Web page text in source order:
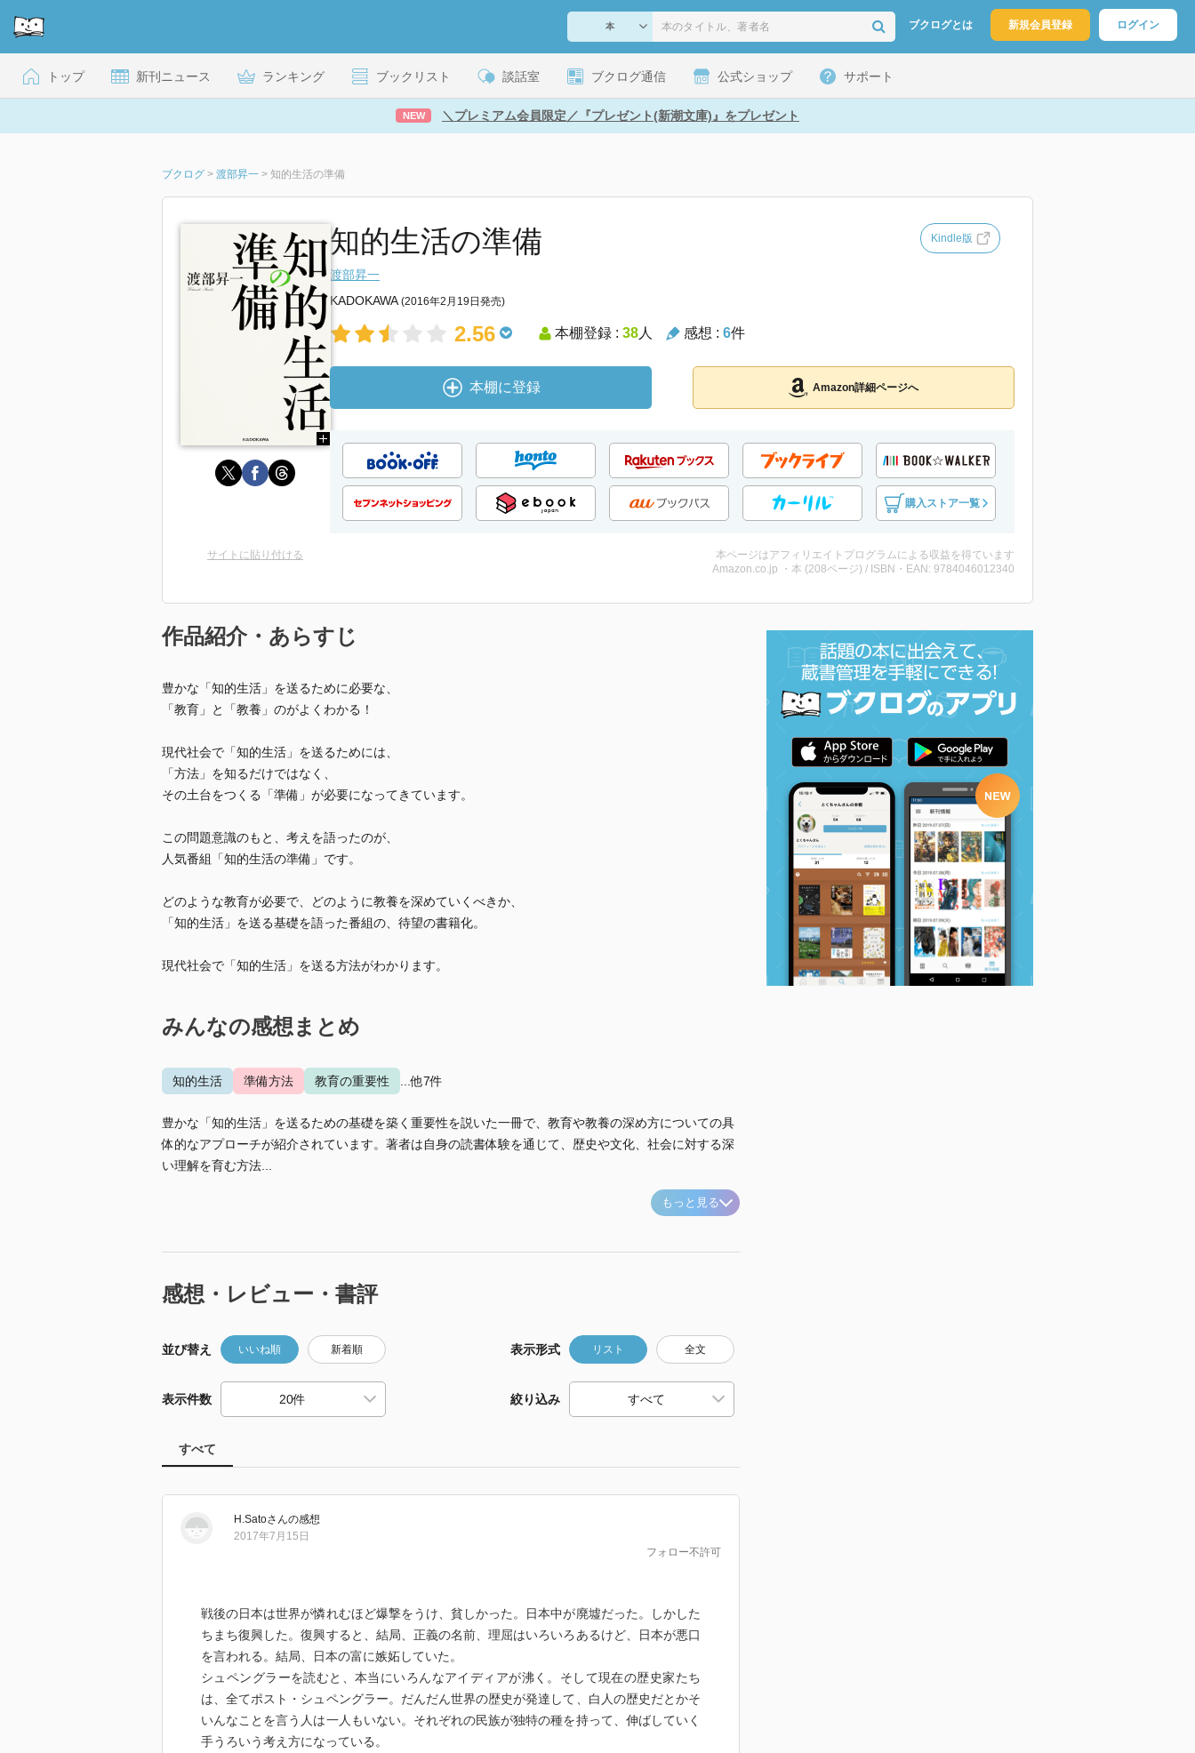
ブクログとは 新規会員登録 ログイン
トップ 新刊ニュース ランキング ブックリスト 談話室 ブクログ通信 公式ショップ サポート
NEW ＼プレミアム会員限定／『プレゼント(新潮文庫)』をプレゼント
ブクログ > 渡部昇一 > 知的生活の準備
知的生活の準備 Kindle版
渡部昇一
KADOKAWA(2016年2月19日発売)
2.56 本棚登録 : 38人 感想 : 6件
本棚に登録 Amazon詳細ページへ
購入ストア一覧
サイトに貼り付ける
本ページはアフィリエイトプログラムによる収益を得ています
Amazon.co.jp ・本 (208ページ) / ISBN・EAN: 9784046012340
作品紹介・あらすじ
豊かな「知的生活」を送るために必要な、
「教育」と「教養」のがよくわかる！
現代社会で「知的生活」を送るためには、
「方法」を知るだけではなく、
その土台をつくる「準備」が必要になってきています。
この問題意識のもと、考えを語ったのが、
人気番組「知的生活の準備」です。
どのような教育が必要で、どのように教養を深めていくべきか、
「知的生活」を送る基礎を語った番組の、待望の書籍化。
現代社会で「知的生活」を送る方法がわかります。
みんなの感想まとめ
知的生活 準備方法 教育の重要性 ...他7件
豊かな「知的生活」を送るための基礎を築く重要性を説いた一冊で、教育や教養の深め方についての具
体的なアプローチが紹介されています。著者は自身の読書体験を通じて、歴史や文化、社会に対する深
い理解を育む方法...
もっと見る
感想・レビュー・書評
並び替え いいね順 新着順 表示形式 リスト 全文
表示件数 絞り込み
すべて
H.Satoさんの感想
フォロー不許可
2017年7月15日
戦後の日本は世界が憐れむほど爆撃をうけ、貧しかった。日本中が廃墟だった。しかした
ちまち復興した。復興すると、結局、正義の名前、理屈はいろいろあるけど、日本が悪口
を言われる。結局、日本の富に嫉妬していた。
シュペングラーを読むと、本当にいろんなアイディアが沸く。そして現在の歴史家たち
は、全てポスト・シュペングラー。だんだん世界の歴史が発達して、白人の歴史だとかそ
いんなことを言う人は一人もいない。それぞれの民族が独特の種を持って、伸ばしていく
手うろいう考え方になっている。